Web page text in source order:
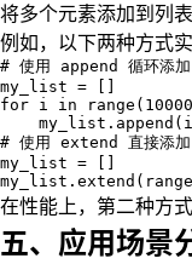
将多个元素添加到列
例如，以下两种方式
# 使用 append 循环添加
my_list = []
for i in
# 使用 extend 直接添加
my_list = []
在性能上，第二种方
五、应用场景